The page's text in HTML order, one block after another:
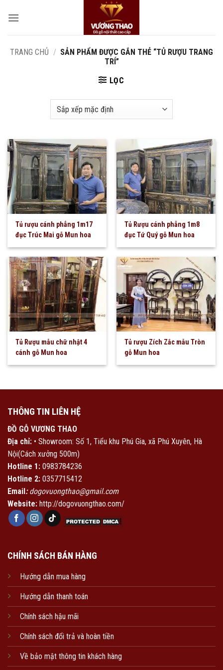
qua
TRANG CHỦ / SẢN PHẨM ĐƯỢC GẮN THẺ “TỦ RƯỢU TRANG
TRÍ”
LỌC
Tủ rượu cánh phẳng 1m17
đục Trúc Mai gỗ Mun hoa
Tủ Rượu cánh phẳng 1m8
đục Tứ Quý gỗ Mun hoa
Tủ Rượu mẫu chữ nhật 4
cánh gỗ Mun hoa
Tủ rượu Zích Zắc mẫu Tròn
gỗ Mun hoa
THÔNG TIN LIÊN HỆ
ĐỒ GỖ VƯƠNG THAO
Địa chỉ: • Showroom: Số 1, Tiểu khu Phú Gia, xã Phú Xuyên, Hà
Nội(Cách xưởng 500m)
Hotline 1: 0983784236
Hotline 2: 0357715412
Email :dogovuongthao@gmail.com
Website: http://dogovuongthao.com/
CHÍNH SÁCH BÁN HÀNG
Hướng dẫn mua hàng
Hướng dẫn thanh toán
Chính sách hậu mãi
Chính sách đổi trả và hoàn tiền
Về bảo mật thông tin khách hàng